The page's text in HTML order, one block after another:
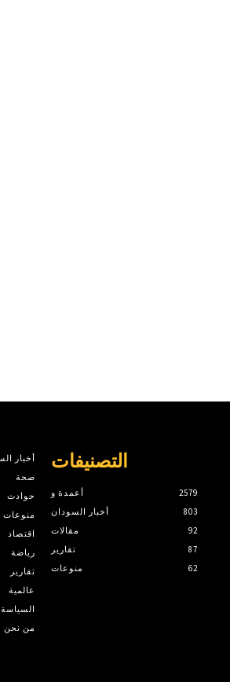
أخبار
صحة
حوادث
منوعات
اقتصاد
رياضة
تقارير
عالمية
السياسة
من نحن
التصنيفات
أعمدة و
2579
أخبار السودان
803
مقالات
92
تقارير
87
منوعات
62